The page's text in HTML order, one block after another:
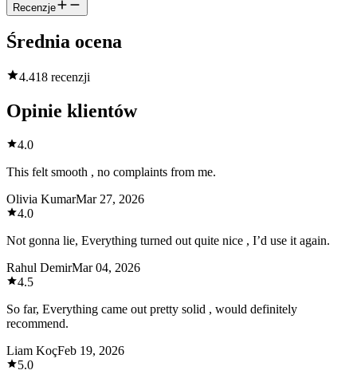
Recenzje
Średnia ocena
4.418 recenzji
Opinie klientów
4.0
This felt smooth , no complaints from me.
Olivia KumarMar 27, 2026
4.0
Not gonna lie, Everything turned out quite nice , I’d use it again.
Rahul DemirMar 04, 2026
4.5
So far, Everything came out pretty solid , would definitely
recommend.
Liam KoçFeb 19, 2026
5.0